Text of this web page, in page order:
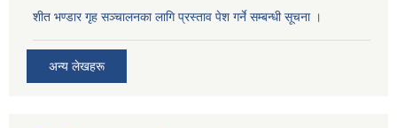
शीत भण्डार गृह सञ्चालनका लागि प्रस्ताव पेश गर्ने सम्बन्धी सूचना ।
अन्य लेखहरू